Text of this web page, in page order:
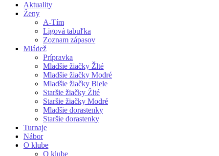
Aktuality
Ženy
A-Tím
Ligová tabuľka
Zoznam zápasov
Mládež
Prípravka
Mladšie žiačky Žlté
Mladšie žiačky Modré
Mladšie žiačky Biele
Staršie žiačky Žlté
Staršie žiačky Modré
Mladšie dorastenky
Staršie dorastenky
Turnaje
Nábor
O klube
O klube